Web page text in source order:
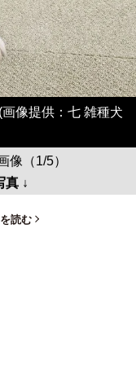
像提供：七 雑種犬
像（1/5）
真 ↓
読む